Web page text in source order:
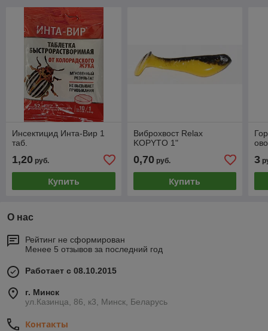
Инсектицид Инта-Вир 1
таб.
1,20 руб.
Купить
Виброхвост Relax
KOPYTO 1"
0,70руб.
Купить
3
О нас
Рейтинг не сформирован
Менее 5 отзывов за последний год
Работает с 08.10.2015
г. Минск
ул.Казинца, 86, к3, Минск, Беларусь
Контакты